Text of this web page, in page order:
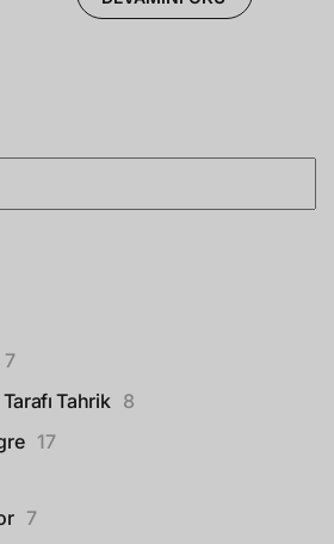
7
Tarafı Tahrik 8
17
7